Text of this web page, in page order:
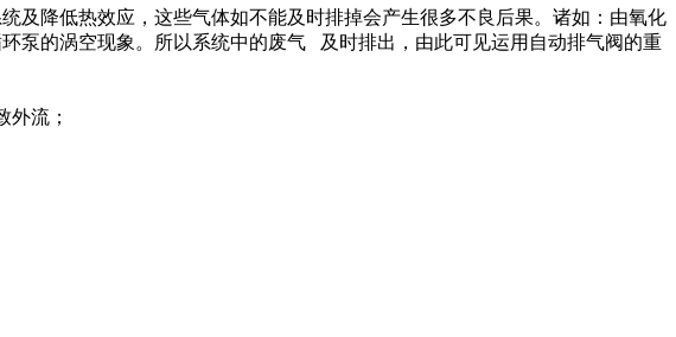
及降低热效应，这些气体如不能及时排掉会产生很多不良后果。诸如：由氧化
泵的涡空现象。所以系统中的废气 及时排出，由此可见运用自动排气阀的重
流；